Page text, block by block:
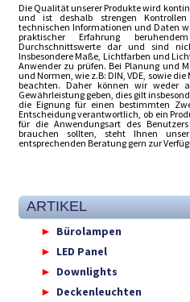
Die Qualität unserer Produkte wird
und ist deshalb strengen Kontrollen
technischen Informationen und Daten
praktischer Erfahrung
Durchschnittswerte dar und sind
Insbesondere Maße, Lichtfarben und
Anwender zu prüfen. Bei Planung und
und Normen, wie z.B: DIN, VDE, sowie
beachten. Daher können wir weder
Gewährleistung geben, dies gilt
die Eignung für einen bestimmten
Entscheidung verantwortlich, ob ein
für die Anwendungsart des
brauchen sollten, steht Ihnen
entsprechenden Beratung gern zur
ARTIKEL
Bürolampen
LED Panel
Downlights
Deckenleuchten